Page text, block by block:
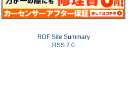
RDF Site Summary
RSS 2.0